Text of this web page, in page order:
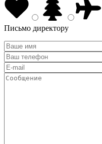
Письмо директору